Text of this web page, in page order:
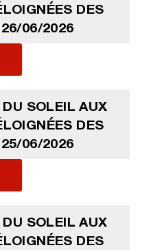
DES
06/2026
DU SOLEIL AUX
DES
06/2026
DU SOLEIL AUX
DES